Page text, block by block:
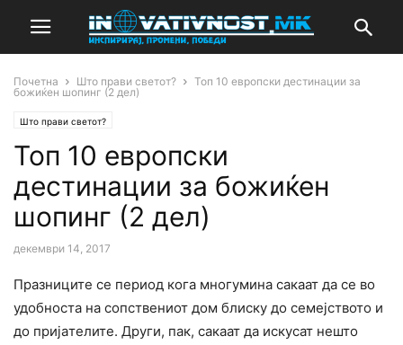
Почетна Што прави светот?
Топ 10 европски дестинации за
божиќен шопинг (2 дел)
Што прави светот?
Топ 10 европски
дестинации за божиќен
шопинг (2 дел)
декември 14, 2017
Празниците се период кога многумина сакаат да се во
удобноста на сопствениот дом блиску до семејството и
до пријaтелите. Други, пак, сакаат да искусат нешто